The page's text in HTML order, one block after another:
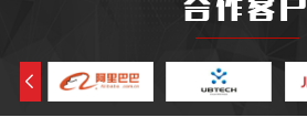
合作客户